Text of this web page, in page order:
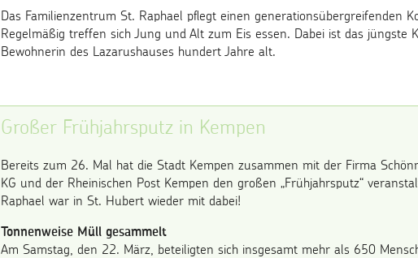
Das Familienzentrum St. Raphael pflegt einen generationsübergreifenden
Regelmäßig treffen sich Jung und Alt zum Eis essen. Dabei ist das jüngste
Bewohnerin des Lazarushauses hundert Jahre alt.
Großer Frühjahrsputz in Kempen
Bereits zum 26. Mal hat die Stadt Kempen zusammen mit der Firma
KG und der Rheinischen Post Kempen den großen „Frühjahrsputz“
Raphael war in St. Hubert wieder mit dabei!
Tonnenweise Müll gesammelt
Am Samstag, den 22. März, beteiligten sich insgesamt mehr als 650